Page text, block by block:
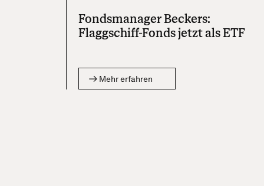
Fondsmanager Beckers:
Flaggschiff-Fonds jetzt als ETF
Mehr erfahren